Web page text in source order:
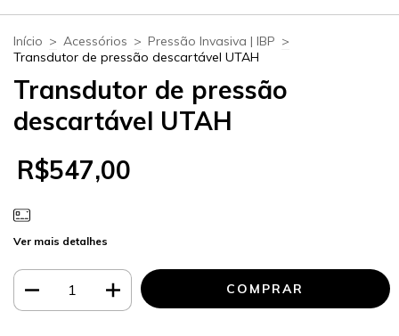
Início > Acessórios > Pressão Invasiva | IBP >
Transdutor de pressão descartável UTAH
Transdutor de pressão
descartável UTAH
R$547,00
Ver mais detalhes